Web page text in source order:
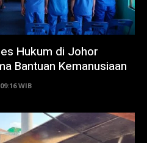
Hukum di Johor
Bantuan Kemanusiaan
WIB